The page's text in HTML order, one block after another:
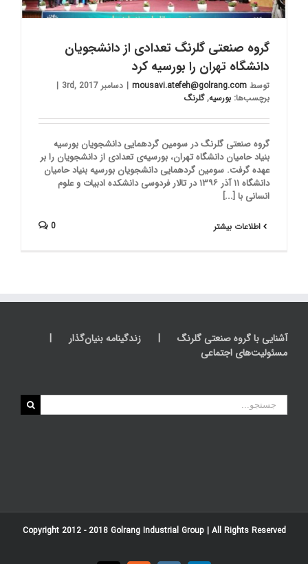
گروه صنعتی گلرنگ تعدادی از دانشجویان
دانشگاه تهران را بورسیه کرد
توسط mousavi.atefeh@golrang.com
| دسامبر 3rd, 2017
|
برچسب‌ها: بورسیه,گلرنگ
گروه صنعتی گلرنگ در سومین گردهمایی دانشجویان بورسیه
بنیاد حامیان دانشگاه تهران، بورسیه‌ی تعدادی از دانشجویان را بر
عهده گرفت. سومین گردهمایی دانشجویان بورسیه بنیاد حامیان
دانشگاه ۱۱ آذر ۱۳۹۶ در تالار فردوسی دانشکده ادبیات و علوم
انسانی با [...]
اطلاعات بیشتر 0
آشنایی با گروه صنعتی گلرنگ
زندگینامه بنیان‌گذار
مسئولیت‌های اجتماعی
جستجو
برای:
Copyright 2012 - 2018 Golrang Industrial Group| All Rights Reserved